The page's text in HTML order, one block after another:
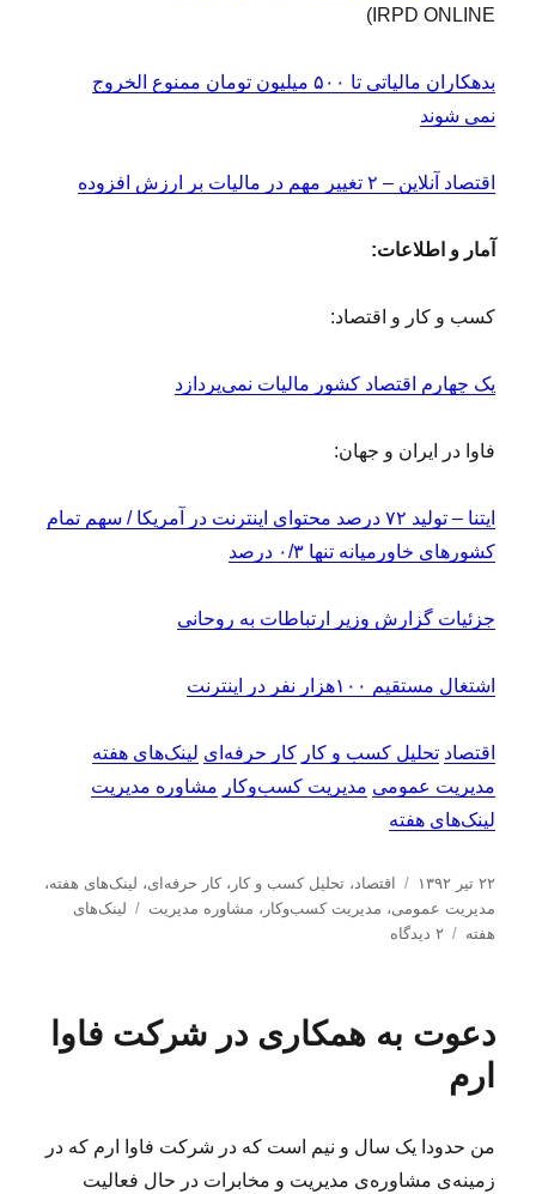
IRPD ONLINE)
بدهکاران مالیاتی تا ۵۰۰ میلیون تومان ممنوع الخروج
نمی شوند
اقتصاد آنلاین – ۲ تغییر مهم در مالیات بر ارزش افزوده
آمار و اطلاعات:
کسب و کار و اقتصاد:
یک چهارم اقتصاد کشور مالیات نمی‌پردازد
فاوا در ایران و جهان:
ایتنا – تولید ۷۲ درصد محتوای اینترنت در آمریکا / سهم تمام
کشورهای خاورمیانه تنها ۰/۳ درصد
جزئیات گزارش‌ وزیر ارتباطات به روحانی
اشتغال مستقیم ۱۰۰هزار نفر در اینترنت
اقتصاد تحلیل کسب و کار کار حرفه‌ای لینک‌های هفته
مدیریت عمومی مدیریت کسب‌و‌کار مشاوره مدیریت
لینک‌های هفته
ا
ر
س
د
ه
۲۲ تیر ۱۳۹۲
د
س
ت
اقتصاد ،تحلیل كسب و كار ،کار حرفه‌ای، لینک‌های هفته،
مدیریت عمومی، مدیریت كسب‌و‌كار ، مشاوره مدیریت
ب
ه
لینک‌های
هفته
۲ دیدگاه
ل
ا
ی
دعوت به همکاری در شرکت فاوا
ارم
من حدودا یک سال و نیم است که در شرکت فاوا ارم که در
زمینه‌ی مشاوره‌ی مدیریت و مخابرات در حال فعالیت